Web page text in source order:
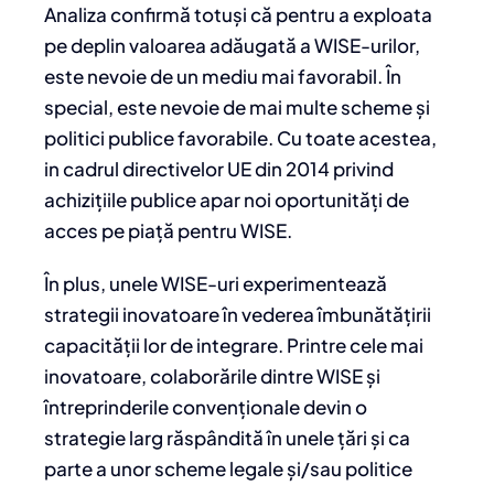
Analiza confirmă totuși că pentru a exploata
pe deplin valoarea adăugată a WISE-urilor,
este nevoie de un mediu mai favorabil. În
special, este nevoie de mai multe scheme și
politici publice favorabile. Cu toate acestea,
in cadrul directivelor UE din 2014 privind
achizițiile publice apar noi oportunități de
acces pe piață pentru WISE.
În plus, unele WISE-uri experimentează
strategii inovatoare în vederea îmbunătățirii
capacității lor de integrare. Printre cele mai
inovatoare, colaborările dintre WISE și
întreprinderile convenționale devin o
strategie larg răspândită în unele țări și ca
parte a unor scheme legale și/sau politice